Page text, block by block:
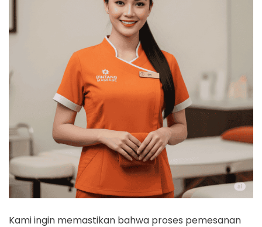
Kami ingin memastikan bahwa proses pemesanan